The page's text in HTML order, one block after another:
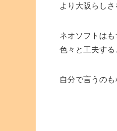
より大阪らし
ネオソフトは
色々と工夫す
自分で言うの